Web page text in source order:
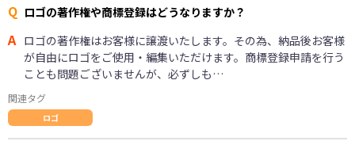
Q ロゴの著作権や商標登録はどうなりますか？
A ロゴの著作権はお客様に譲渡いたします。その為、納品後お客様
が自由にロゴをご使用・編集いただけます。商標登録申請を行う
ことも問題ございませんが、必ずしも…
関連タグ
ロゴ